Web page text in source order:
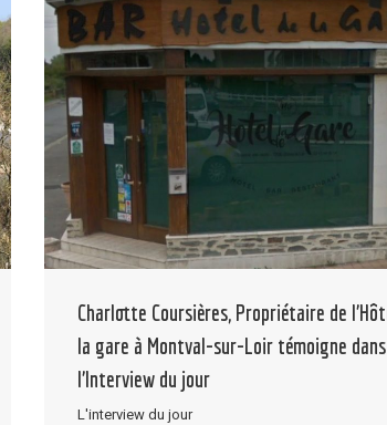
Charlotte Coursières, Propriétaire de
la gare à Montval-sur-Loir témoigne dans
l’Interview du jour
L'interview du jour